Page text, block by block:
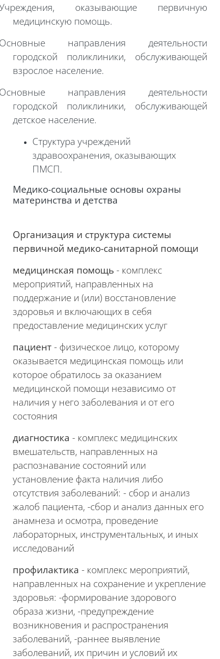
оказывающие первичную
медицинскую помощь.
направления деятельности
городской поликлиники, обслуживающей
взрослое население.
направления деятельности
городской поликлиники, обслуживающей
детское население.
Структура учреждений
здравоохранения, оказывающих
ПМСП.
Медико-социальные основы охраны
материнства и детства
Организация и структура системы
первичной медико-санитарной помощи
медицинская помощь - комплекс
мероприятий, направленных на
поддержание и (или) восстановление
здоровья и включающих в себя
предоставление медицинских услуг
пациент - физическое лицо, которому
оказывается медицинская помощь или
которое обратилось за оказанием
медицинской помощи независимо от
наличия у него заболевания и от его
состояния
диагностика - комплекс медицинских
вмешательств, направленных на
распознавание состояний или
установление факта наличия либо
отсутствия заболеваний: - сбор и анализ
жалоб пациента, -сбор и анализ данных его
анамнеза и осмотра, проведение
лабораторных, инструментальных, и иных
исследований
профилактика - комплекс мероприятий,
направленных на сохранение и укрепление
здоровья: -формирование здорового
образа жизни, -предупреждение
возникновения и распространения
заболеваний, -раннее выявление
заболеваний, их причин и условий их